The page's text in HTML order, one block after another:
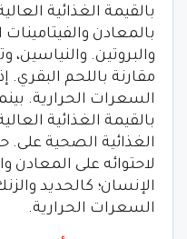
بالقيمة الغذائية
بالمعادن
والبروتين. والنياسين،
مقارنة باللحم
السعرات الحرارية.
بالقيمة الغذائية
الغذائية الصحية
لاحتوائه على المعادن
الإنسان؛ كالحديد
السعرات الحرارية.